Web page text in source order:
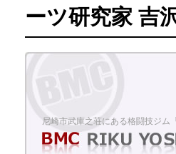
ーツ研究家 吉
尼崎市武庫之荘にある格闘技ジム